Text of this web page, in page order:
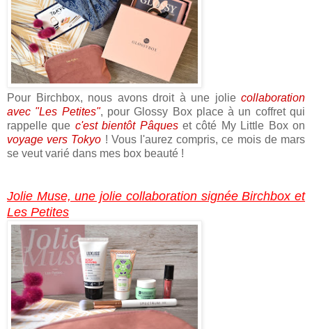
Pour Birchbox, nous avons droit à une jolie collaboration
avec "Les Petites", pour Glossy Box place à un coffret qui
rappelle que c'est bientôt Pâqueset côté My Little Box on
voyage vers Tokyo ! Vous l'aurez compris, ce mois de mars
se veut varié dans mes box beauté !
Jolie Muse, une jolie collaboration signée Birchbox et
Les Petites